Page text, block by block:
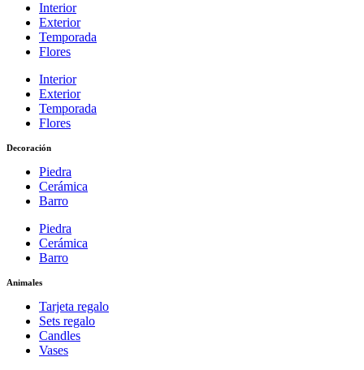
Interior
Exterior
Temporada
Flores
Interior
Exterior
Temporada
Flores
Decoración
Piedra
Cerámica
Barro
Piedra
Cerámica
Barro
Animales
Tarjeta regalo
Sets regalo
Candles
Vases